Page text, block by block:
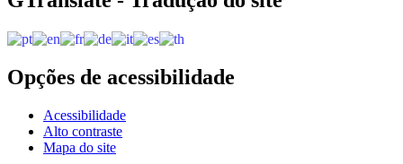
Opções de acessibilidade
Acessibilidade
Alto contraste
Mapa do site